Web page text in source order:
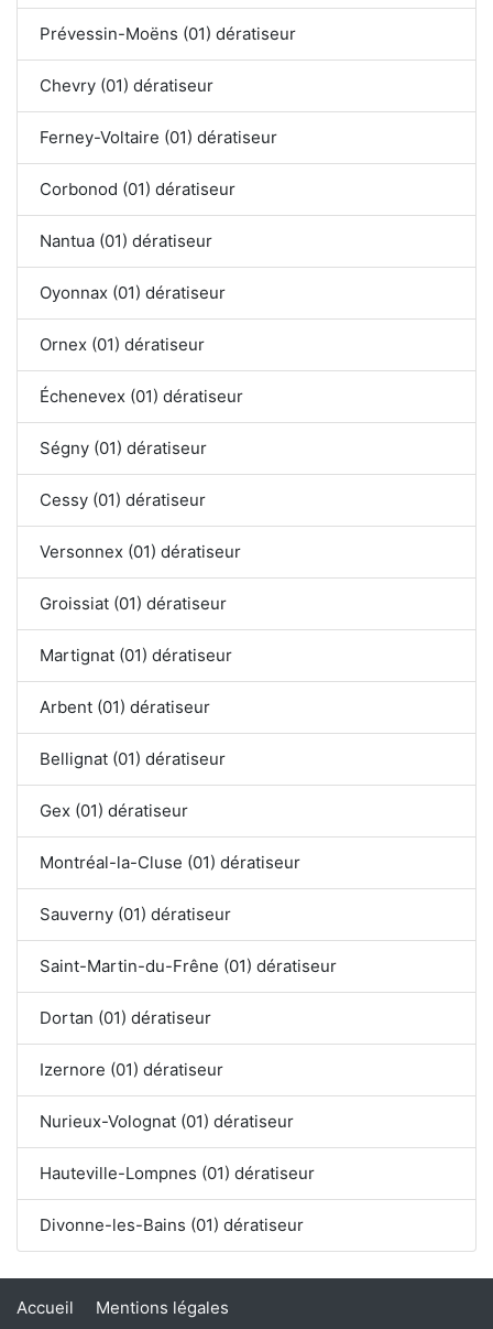
Prévessin-Moëns (01) dératiseur
Chevry (01) dératiseur
Ferney-Voltaire (01) dératiseur
Corbonod (01) dératiseur
Nantua (01) dératiseur
Oyonnax (01) dératiseur
Ornex (01) dératiseur
Échenevex (01) dératiseur
Ségny (01) dératiseur
Cessy (01) dératiseur
Versonnex (01) dératiseur
Groissiat (01) dératiseur
Martignat (01) dératiseur
Arbent (01) dératiseur
Bellignat (01) dératiseur
Gex (01) dératiseur
Montréal-la-Cluse (01) dératiseur
Sauverny (01) dératiseur
Saint-Martin-du-Frêne (01) dératiseur
Dortan (01) dératiseur
Izernore (01) dératiseur
Nurieux-Volognat (01) dératiseur
Hauteville-Lompnes (01) dératiseur
Divonne-les-Bains (01) dératiseur
Accueil Mentions légales